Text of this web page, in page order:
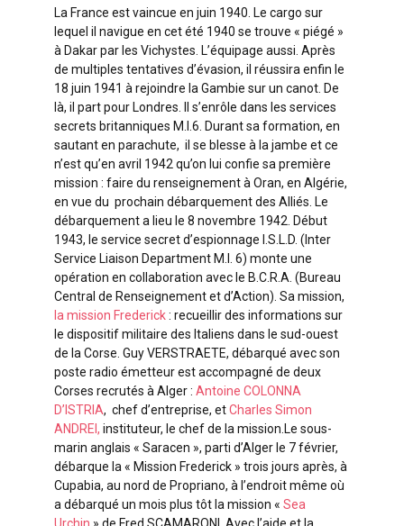
La France est vaincue en juin 1940. Le cargo sur
lequel il navigue en cet été 1940 se trouve « piégé »
à Dakar par les Vichystes. L’équipage aussi. Après
de multiples tentatives d’évasion, il réussira enfin le
18 juin 1941 à rejoindre la Gambie sur un canot. De
là, il part pour Londres. Il s’enrôle dans les services
secrets britanniques M.I.6. Durant sa formation, en
sautant en parachute, il se blesse à la jambe et ce
n’est qu’en avril 1942 qu’on lui confie sa première
mission : faire du renseignement à Oran, en Algérie,
en vue du prochain débarquement des Alliés. Le
débarquement a lieu le 8 novembre 1942. Début
1943, le service secret d’espionnage I.S.L.D. (Inter
Service Liaison Department M.I. 6) monte une
opération en collaboration avec le B.C.R.A. (Bureau
Central de Renseignement et d’Action). Sa mission,
la mission Frederick: recueillir des informations sur
le dispositif militaire des Italiens dans le sud-ouest
de la Corse. Guy VERSTRAETE, débarqué avec son
poste radio émetteur est accompagné de deux
Corses recrutés à Alger : Antoine COLONNA
D’ISTRIA, chef d’entreprise, etCharles Simon
ANDREI, instituteur, le chef de la mission.Le sous-
marin anglais « Saracen », parti d’Alger le 7 février,
débarque la « Mission Frederick » trois jours après, à
Cupabia, au nord de Propriano, à l’endroit même où
a débarqué un mois plus tôt la mission « Sea